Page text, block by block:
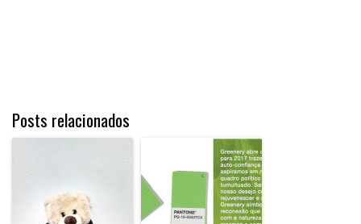
Posts relacionados